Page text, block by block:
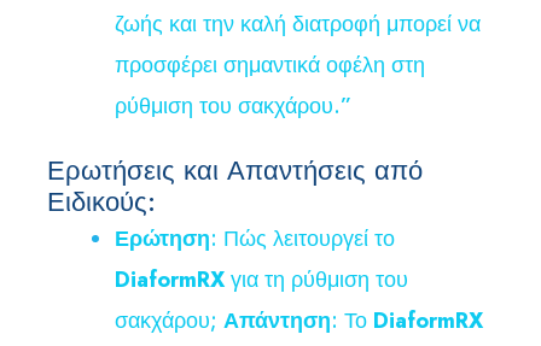
ζωής και την καλή διατροφή μπορεί να
προσφέρει σημαντικά οφέλη στη
ρύθμιση του σακχάρου.”
Ερωτήσεις και Απαντήσεις από
Ειδικούς:
Ερώτηση: Πώς λειτουργεί το
DiaformRXγια τη ρύθμιση του
σακχάρου; Απάντηση: Το DiaformRX